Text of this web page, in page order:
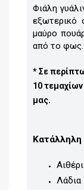
Φιάλη
εξωτερικό
μαύρο
από το φως.
* Σε
10
μας.
Κατάλληλη
Λάδια